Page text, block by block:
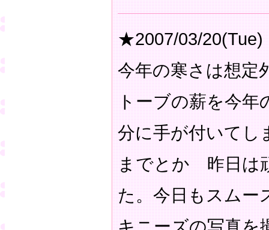
★2007/03/20(Tue)
今年の寒さは想定
トーブの薪を今
分に手が付いてし
までとか 昨日は
た。今日もスムー